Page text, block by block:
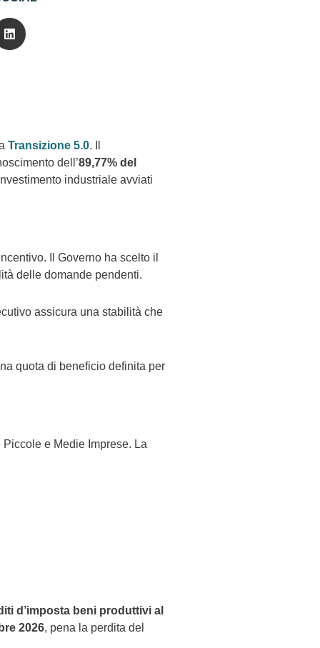
Transizione 5.0. Il
dell’89,77% del
industriale avviati
Il Governo ha scelto il
delle domande pendenti.
assicura una stabilità che
quota di beneficio definita per
e Medie Imprese. La
d’imposta beni produttivi al
2026, pena la perdita del